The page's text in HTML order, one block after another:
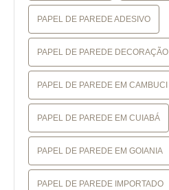
PAPEL DE PAREDE ADESIVO
PAPEL DE PAREDE DECORAÇÃO
PAPEL DE PAREDE EM CAMBUCI
PAPEL DE PAREDE EM CUIABÁ
PAPEL DE PAREDE EM GOIANIA
PAPEL DE PAREDE IMPORTADO